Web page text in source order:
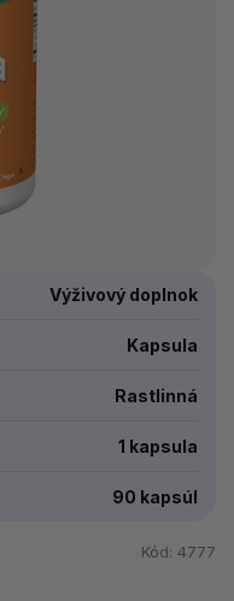
Kód: 4777
Výživový doplnok
Kapsula
Rastlinná
1 kapsula
90 kapsúl